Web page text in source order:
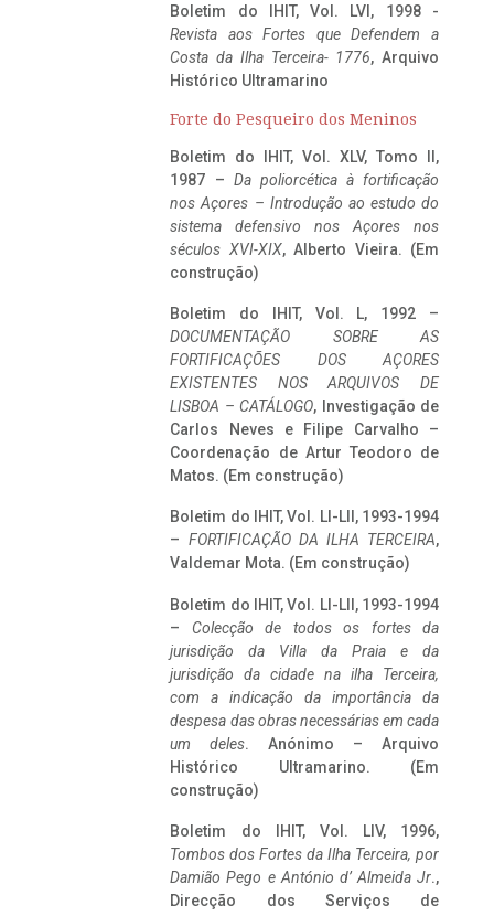
Boletim do IHIT, Vol. LVI, 1998 -
Revista aos Fortes que Defendem a
Costa da Ilha Terceira- 1776, Arquivo
Histórico Ultramarino
Forte do Pesqueiro dos Meninos
Boletim do IHIT, Vol. XLV, Tomo II,
1987 – Da poliorcética à fortificação
nos Açores – Introdução ao estudo do
sistema defensivo nos Açores nos
séculos XVI-XIX, Alberto Vieira. (Em
construção)
Boletim do IHIT, Vol. L, 1992 –
DOCUMENTAÇÃO SOBRE AS
FORTIFICAÇÕES DOS AÇORES
EXISTENTES NOS ARQUIVOS DE
LISBOA – CATÁLOGO, Investigação de
Carlos Neves e Filipe Carvalho –
Coordenação de Artur Teodoro de
Matos. (Em construção)
Boletim do IHIT, Vol. LI-LII, 1993-1994
– FORTIFICAÇÃO DA ILHA TERCEIRA,
Valdemar Mota. (Em construção)
Boletim do IHIT, Vol. LI-LII, 1993-1994
– Colecção de todos os fortes da
jurisdição da Villa da Praia e da
jurisdição da cidade na ilha Terceira,
com a indicação da importância da
despesa das obras necessárias em cada
um deles. Anónimo – Arquivo
Histórico Ultramarino. (Em
construção)
Boletim do IHIT, Vol. LIV, 1996,
Tombos dos Fortes da Ilha Terceira, por
Damião Pego e António d’ Almeida Jr.,
Direcção dos Serviços de